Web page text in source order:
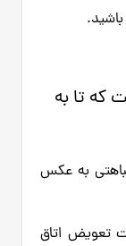
که تا به
به عکس
تعویض اتاق